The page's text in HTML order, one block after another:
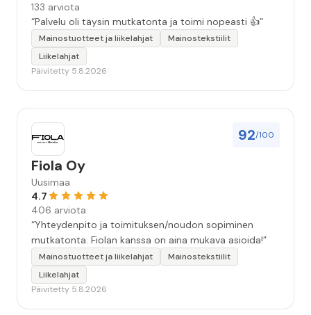
133 arviota
“Palvelu oli täysin mutkatonta ja toimi nopeasti 👍”
Mainostuotteet ja liikelahjat
Mainostekstiilit
Liikelahjat
Päivitetty 5.8.2026
92/100
Fiola Oy
Uusimaa
4.7
406 arviota
“Yhteydenpito ja toimituksen/noudon sopiminen
mutkatonta. Fiolan kanssa on aina mukava asioida!”
Mainostuotteet ja liikelahjat
Mainostekstiilit
Liikelahjat
Päivitetty 5.8.2026